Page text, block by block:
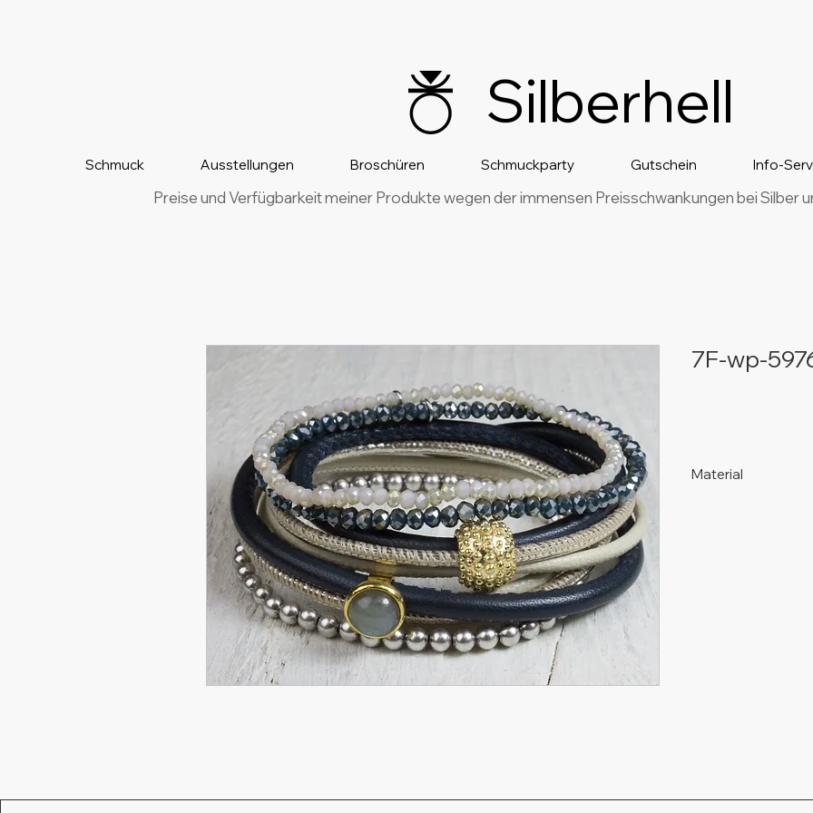
Schmuck Ausstellungen Broschüren Schmuckparty Gutschein Info-
Preise und Verfügbarkeit meiner Produkte wegen der immensen Preisschwankungen bei Silber
Silberhell
7F-wp-
Material